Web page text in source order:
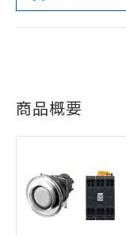
商品概要